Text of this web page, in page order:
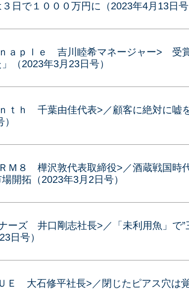
日で１０００万円に（2023年4月13日号
ａｐｌｅ 吉川睦希マネージャー> 受
（2023年3月23日号）
ｔｈ 千葉由佳代表>／顧客に絶対に嘘
Ｍ８ 樺沢敦代表取締役>／酒蔵戦国時
開拓（2023年3月2日号）
ーズ 井口剛志社長>／「未利用魚」で”
日号）
ＵＥ 大石修平社長>／閉じたピアス穴は